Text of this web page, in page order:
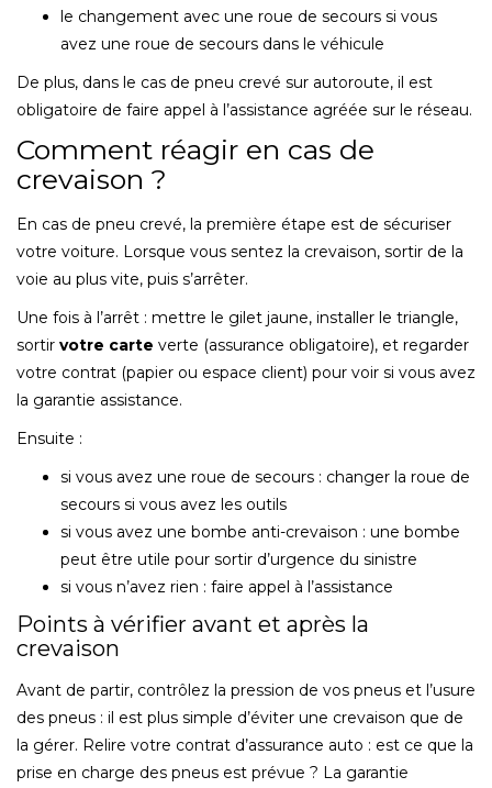
le changement avec une roue de secours si vous
avez une roue de secours dans le véhicule
De plus, dans le cas de pneu crevé sur autoroute, il est
obligatoire de faire appel à l’assistance agréée sur le réseau.
Comment réagir en cas de
crevaison ?
En cas de pneu crevé, la première étape est de sécuriser
votre voiture. Lorsque vous sentez la crevaison, sortir de la
voie au plus vite, puis s’arrêter.
Une fois à l’arrêt : mettre le gilet jaune, installer le triangle,
sortir votre carte verte (assurance obligatoire), et regarder
votre contrat (papier ou espace client) pour voir si vous avez
la garantie assistance.
Ensuite :
si vous avez une roue de secours : changer la roue de
secours si vous avez les outils
si vous avez une bombe anti-crevaison : une bombe
peut être utile pour sortir d’urgence du sinistre
si vous n’avez rien : faire appel à l’assistance
Points à vérifier avant et après la
crevaison
Avant de partir, contrôlez la pression de vos pneus et l’usure
des pneus : il est plus simple d’éviter une crevaison que de
la gérer. Relire votre contrat d’assurance auto : est ce que la
prise en charge des pneus est prévue ? La garantie